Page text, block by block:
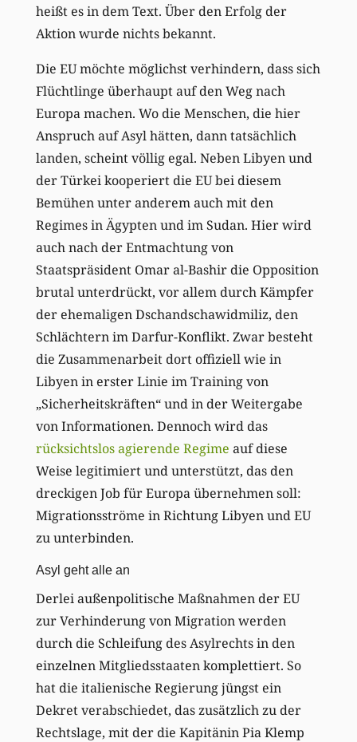
heißt es in dem Text. Über den Erfolg der
Aktion wurde nichts bekannt.
Die EU möchte möglichst verhindern, dass sich
Flüchtlinge überhaupt auf den Weg nach
Europa machen. Wo die Menschen, die hier
Anspruch auf Asyl hätten, dann tatsächlich
landen, scheint völlig egal. Neben Libyen und
der Türkei kooperiert die EU bei diesem
Bemühen unter anderem auch mit den
Regimes in Ägypten und im Sudan. Hier wird
auch nach der Entmachtung von
Staatspräsident Omar al-Bashir die Opposition
brutal unterdrückt, vor allem durch Kämpfer
der ehemaligen Dschandschawidmiliz, den
Schlächtern im Darfur-Konflikt. Zwar besteht
die Zusammenarbeit dort offiziell wie in
Libyen in erster Linie im Training von
„Sicherheitskräften“ und in der Weitergabe
von Informationen. Dennoch wird das
rücksichtslos agierende Regime auf diese
Weise legitimiert und unterstützt, das den
dreckigen Job für Europa übernehmen soll:
Migrationsströme in Richtung Libyen und EU
zu unterbinden.
Asyl geht alle an
Derlei außenpolitische Maßnahmen der EU
zur Verhinderung von Migration werden
durch die Schleifung des Asylrechts in den
einzelnen Mitgliedsstaaten komplettiert. So
hat die italienische Regierung jüngst ein
Dekret verabschiedet, das zusätzlich zu der
Rechtslage, mit der die Kapitänin Pia Klemp